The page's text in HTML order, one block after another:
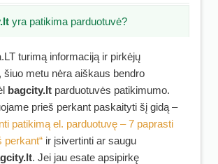
yra patikima parduotuvė?
turimą informaciją ir pirkėjų
šiuo metu nėra aiškaus bendro
bagcity.lt parduotuvės patikimumo.
prieš perkant paskaityti šį gidą –
patikimą el. parduotuvę – 7 paprasti
perkant“ ir įsivertinti ar saugu
. Jei jau esate apsipirkę